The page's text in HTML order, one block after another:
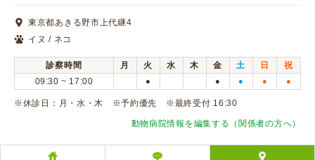
口コミ検索
Calooペットとは？
東京都あきる野市上代継4
イヌ / ネコ
診察時間 月 火 水 木 金 土 日
祝
09:30 ~ 17:00
● ● ● ● ●
※休診日：月・水・木 ※予約優先 ※最終受付 16:30
動物病院情報を編集する（関係者の方へ）